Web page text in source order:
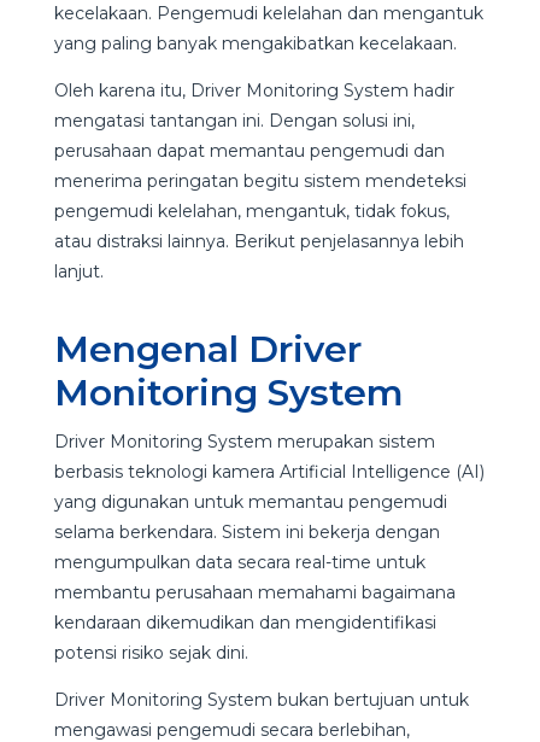
kecelakaan. Pengemudi kelelahan dan mengantuk
yang paling banyak mengakibatkan kecelakaan.
Oleh karena itu, Driver Monitoring System hadir
mengatasi tantangan ini. Dengan solusi ini,
perusahaan dapat memantau pengemudi dan
menerima peringatan begitu sistem mendeteksi
pengemudi kelelahan, mengantuk, tidak fokus,
atau distraksi lainnya. Berikut penjelasannya lebih
lanjut.
Mengenal Driver
Monitoring System
Driver Monitoring System merupakan sistem
berbasis teknologi kamera Artificial Intelligence (AI)
yang digunakan untuk memantau pengemudi
selama berkendara. Sistem ini bekerja dengan
mengumpulkan data secara real-time untuk
membantu perusahaan memahami bagaimana
kendaraan dikemudikan dan mengidentifikasi
potensi risiko sejak dini.
Driver Monitoring System bukan bertujuan untuk
mengawasi pengemudi secara berlebihan,